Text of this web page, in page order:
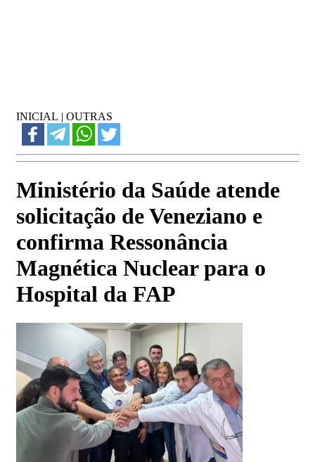
INICIAL | OUTRAS
Ministério da Saúde atende
solicitação de Veneziano e
confirma Ressonância
Magnética Nuclear para o
Hospital da FAP